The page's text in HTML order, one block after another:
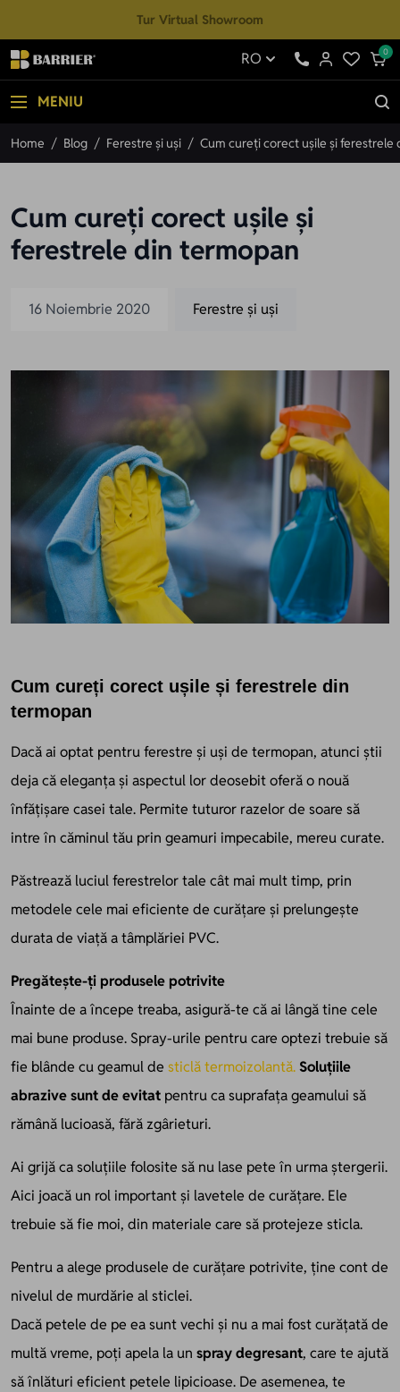
Tur Virtual Showroom
RO 0
MENIU
Home / Blog / Ferestre și uși / Cum cureți corect ușile și ferestrele
Cum cureți corect ușile și
ferestrele din termopan
16 Noiembrie 2020 Ferestre și uși
Cum cureți corect ușile și ferestrele din
termopan
Dacă ai optat pentru ferestre și uși de termopan, atunci știi
deja că eleganța și aspectul lor deosebit oferă o nouă
înfățișare casei tale. Permite tuturor razelor de soare să
intre în căminul tău prin geamuri impecabile, mereu curate.
Păstrează luciul ferestrelor tale cât mai mult timp, prin
metodele cele mai eficiente de curățare și prelungește
durata de viață a tâmplăriei PVC.
Pregătește-ți produsele potrivite
Înainte de a începe treaba, asigură-te că ai lângă tine cele
mai bune produse. Spray-urile pentru care optezi trebuie să
fie blânde cu geamul de sticlătermoizolantă.Soluțiile
abrazive sunt de evitat pentru ca suprafața geamului să
rămână lucioasă, fără zgârieturi.
Ai grijă ca soluțiile folosite să nu lase pete în urma ștergerii.
Aici joacă un rol important și lavetele de curățare. Ele
trebuie să fie moi, din materiale care să protejeze sticla.
Pentru a alege produsele de curățare potrivite, ține cont de
nivelul de murdărie al sticlei.
Dacă petele de pe ea sunt vechi și nu a mai fost curățată de
multă vreme, poți apela la un spray degresant, care te ajută
să înlături eficient petele lipicioase. De asemenea, te